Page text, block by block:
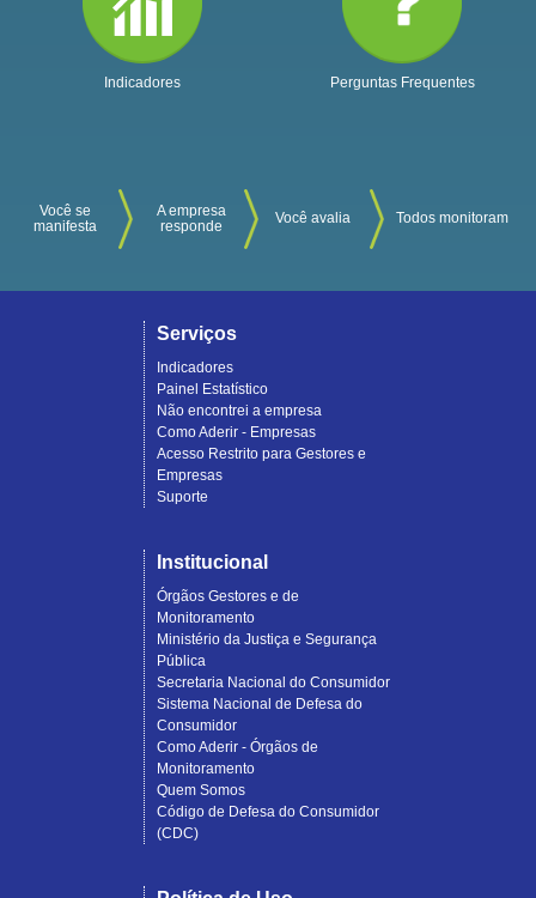
Indicadores Perguntas Frequentes
Você se
manifesta
A empresa
responde
Você avalia Todos monitoram
Serviços
Indicadores
Painel Estatístico
Não encontrei a empresa
Como Aderir - Empresas
Acesso Restrito para Gestores e
Empresas
Suporte
Institucional
Órgãos Gestores e de
Monitoramento
Ministério da Justiça e Segurança
Pública
Secretaria Nacional do Consumidor
Sistema Nacional de Defesa do
Consumidor
Como Aderir - Órgãos de
Monitoramento
Quem Somos
Código de Defesa do Consumidor
(CDC)